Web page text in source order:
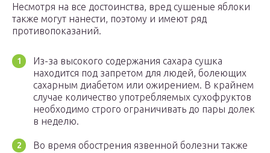
Несмотря на все достоинства, вред сушеные яблоки
также могут нанести, поэтому и имеют ряд
противопоказаний.
Из-за высокого содержания сахара сушка
находится под запретом для людей, болеющих
сахарным диабетом или ожирением. В крайнем
случае количество употребляемых сухофруктов
необходимо строго ограничивать до пары долек
в неделю.
Во время обострения язвенной болезни также